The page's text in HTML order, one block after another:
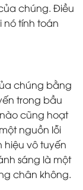
chúng. Điều
nó tính toán
chúng bằng
trong bầu
cũng hoạt
nguồn lỗi
hiệu vô tuyến
sáng là một
chân không.